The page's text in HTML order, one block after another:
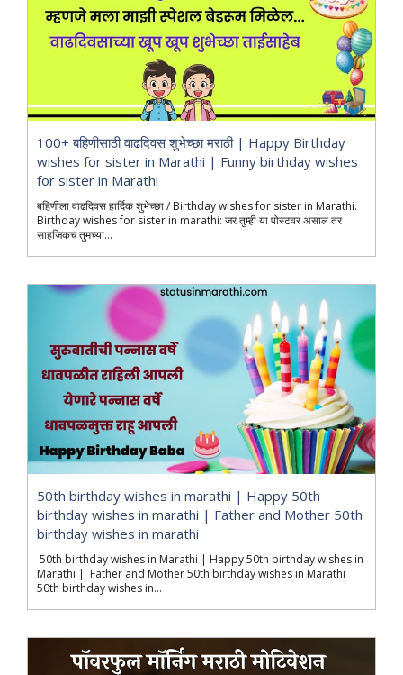
100+ बहिणीसाठी वाढदिवस शुभेच्छा मराठी | Happy Birthday
wishes for sister in Marathi | Funny birthday wishes
for sister in Marathi
बहिणीला वाढदिवस हार्दिक शुभेच्छा / Birthday wishes for sister in Marathi.
Birthday wishes for sister in marathi: जर तुम्ही या पोस्टवर असाल तर
साहजिकच तुमच्या...
50th birthday wishes in marathi | Happy 50th
birthday wishes in marathi | Father and Mother 50th
birthday wishes in marathi
50th birthday wishes in Marathi | Happy 50th birthday wishes in
Marathi | Father and Mother 50th birthday wishes in Marathi
50th birthday wishes in...